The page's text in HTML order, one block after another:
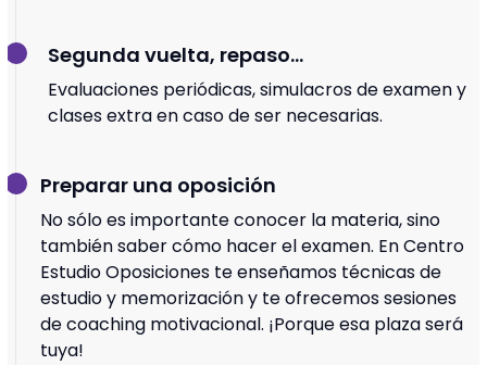
Segunda vuelta, repaso...
Evaluaciones periódicas, simulacros de examen y
clases extra en caso de ser necesarias.
Preparar una oposición
No sólo es importante conocer la materia, sino
también saber cómo hacer el examen. En Centro
Estudio Oposiciones te enseñamos técnicas de
estudio y memorización y te ofrecemos sesiones
de coaching motivacional. ¡Porque esa plaza será
tuya!